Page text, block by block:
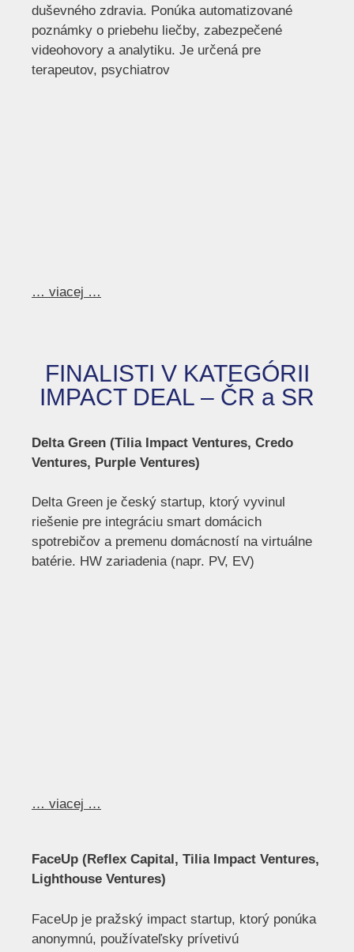
duševného zdravia. Ponúka automatizované
poznámky o priebehu liečby, zabezpečené
videohovory a analytiku. Je určená pre
terapeutov, psychiatrov
… viacej …
FINALISTI V KATEGÓRII
IMPACT DEAL – ČR a SR
Delta Green (Tilia Impact Ventures, Credo
Ventures, Purple Ventures)
Delta Green je český startup, ktorý vyvinul
riešenie pre integráciu smart domácich
spotrebičov a premenu domácností na virtuálne
batérie. HW zariadenia (napr. PV, EV)
… viacej …
FaceUp (Reflex Capital, Tilia Impact Ventures,
Lighthouse Ventures)
FaceUp je pražský impact startup, ktorý ponúka
anonymnú, používateľsky prívetivú